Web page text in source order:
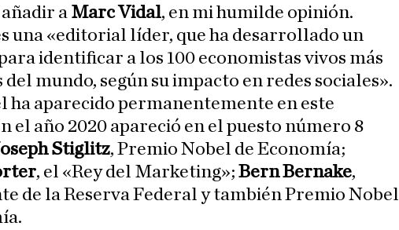
a Marc Vidal, en mi humilde opinión.
una «editorial líder, que ha desarrollado un
identificar a los 100 economistas vivos más
mundo, según su impacto en redes sociales».
ha aparecido permanentemente en este
el año 2020 apareció en el puesto número 8
Stiglitz, Premio Nobel de Economía;
, el «Rey del Marketing»; Bern Bernake,
de la Reserva Federal y también Premio Nobel